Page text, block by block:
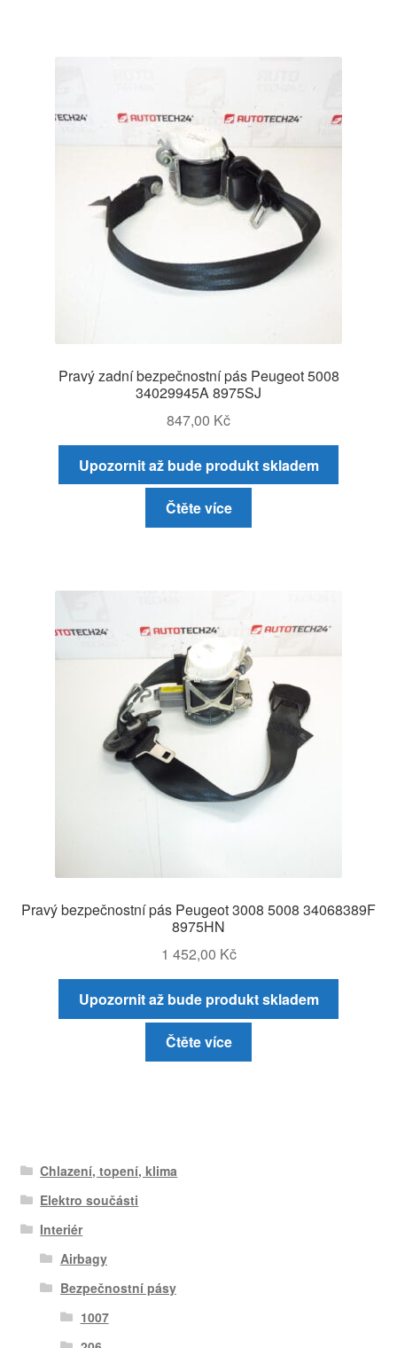
Pravý zadní bezpečnostní pás Peugeot 5008
34029945A 8975SJ
847,00 Kč
Upozornit až bude produkt skladem
Čtěte více
Pravý bezpečnostní pás Peugeot 3008 5008 34068389F
8975HN
1 452,00 Kč
Upozornit až bude produkt skladem
Čtěte více
Chlazení, topení, klima
Elektro součásti
Interiér
Airbagy
Bezpečnostní pásy
1007